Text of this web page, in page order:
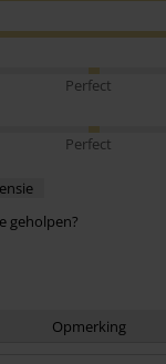
Perfect
Perfect
geholpen?
Opmerking